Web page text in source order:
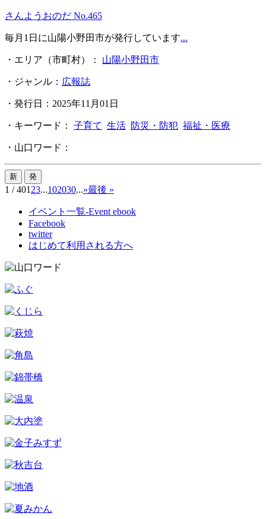
さんようおのだ No.465
毎月1日に山陽小野田市が発行しています...
・エリア（市町村）： 山陽小野田市
・ジャンル： 広報誌
・発行日：2025年11月01日
・キーワード： 子育て 生活 防災・防犯 福祉・医療
・山口ワード：
1 / 40123...102030...»最後 »
イベント一覧-Event ebook
Facebook
twitter
はじめて利用される方へ